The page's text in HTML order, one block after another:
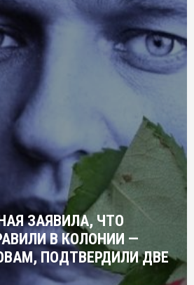
ЗАЯВИЛА, ЧТО
В КОЛОНИИ —
ПОДТВЕРДИЛИ ДВЕ